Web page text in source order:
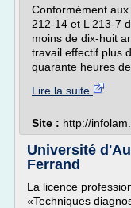
Conformément aux
212-14 et L 213-7
moins de dix-huit
travail effectif plus
quarante heures
Lire la suite
Site : http://
Université
Ferrand
La licence
«Techniques